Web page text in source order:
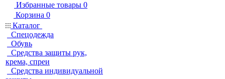
Избранные товары 0
Корзина 0
Каталог
Спецодежда
Обувь
Средства защиты рук,
крема, спреи
Средства индивидуальной